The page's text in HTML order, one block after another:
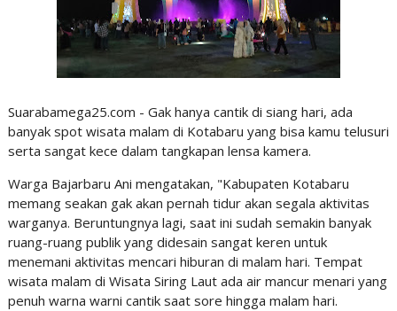
Suarabamega25.com - Gak hanya cantik di siang hari, ada
banyak spot wisata malam di Kotabaru yang bisa kamu telusuri
serta sangat kece dalam tangkapan lensa kamera.
Warga Bajarbaru Ani mengatakan, "Kabupaten Kotabaru
memang seakan gak akan pernah tidur akan segala aktivitas
warganya. Beruntungnya lagi, saat ini sudah semakin banyak
ruang-ruang publik yang didesain sangat keren untuk
menemani aktivitas mencari hiburan di malam hari. Tempat
wisata malam di Wisata Siring Laut ada air mancur menari yang
penuh warna warni cantik saat sore hingga malam hari.